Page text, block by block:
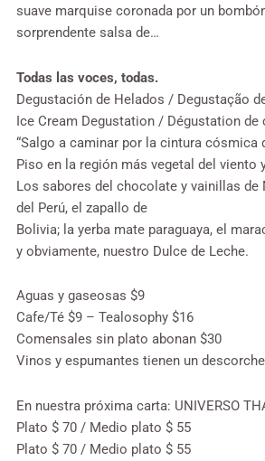
suave marquise coronada por un
sorprendente salsa de…
Todas las voces, todas.
Degustación de Helados / Degustação
Ice Cream Degustation / Dégustation de
“Salgo a caminar por la cintura cósmica
Piso en la región más vegetal del viento
Los sabores del chocolate y vainillas de
del Perú, el zapallo de
Bolivia; la yerba mate paraguaya, el
y obviamente, nuestro Dulce de Leche.
Aguas y gaseosas $9
Cafe/Té $9 – Tealosophy $16
Comensales sin plato abonan $30
Vinos y espumantes tienen un
En nuestra próxima carta: UNIVERSO
Plato $ 70 / Medio plato $ 55
Plato $ 70 / Medio plato $ 55